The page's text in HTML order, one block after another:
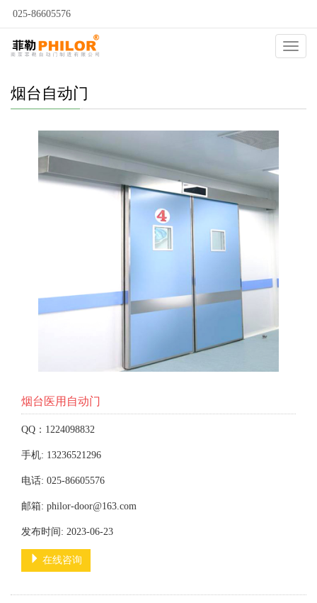
025-86605576
自动门
烟台自动门
烟台医用自动门
QQ：1224098832
手机: 13236521296
电话: 025-86605576
邮箱: philor-door@163.com
发布时间: 2023-06-23
在线咨询